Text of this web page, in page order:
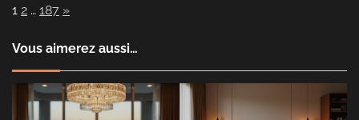
Page:
1 2 … 187 Next
»
Vous aimerez aussi…